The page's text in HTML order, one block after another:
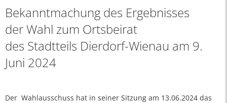
Ortsbeirat
Wienau
Bekanntmachung des Ergebnisses
der Wahl zum Ortsbeirat
des Stadtteils Dierdorf-Wienau am 9.
Juni 2024
Der Wahlausschuss hat in seiner Sitzung am 13.06.2024 das